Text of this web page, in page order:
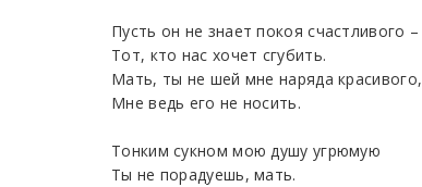
Пусть он не знает покоя счастливого –
Тот, кто нас хочет сгубить.
Мать, ты не шей мне наряда красивого,
Мне ведь его не носить.
Тонким сукном мою душу угрюмую
Ты не порадуешь, мать.